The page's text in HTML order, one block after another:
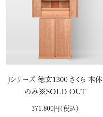
Jシリーズ 徳玄1300 さくら 本体
のみ※SOLD OUT
371,800円 （税込）